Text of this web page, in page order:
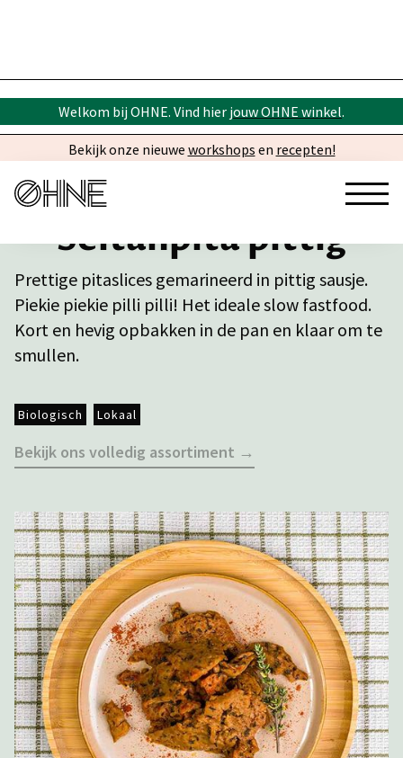
Welkom bij OHNE. Vind hier jouw OHNE winkel.
Bekijk onze nieuwe workshops en recepten!
Seitanpita pittig
Prettige pitaslices gemarineerd in pittig sausje.
Piekie piekie pilli pilli! Het ideale slow fastfood.
Kort en hevig opbakken in de pan en klaar om te
smullen.
Biologisch Lokaal
Bekijk ons volledig assortiment →